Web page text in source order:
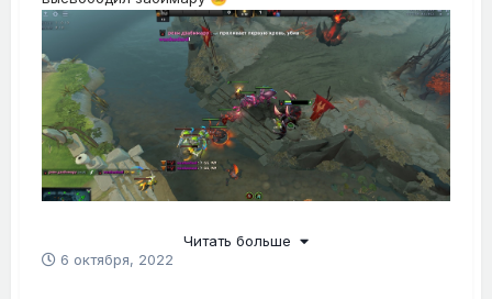
Читать больше
6 октября, 2022